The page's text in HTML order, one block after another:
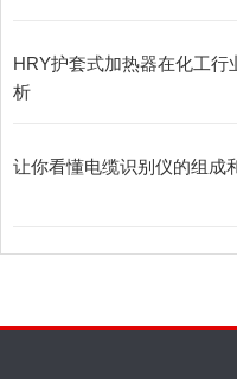
HRY护套式加热器在化工行
析
让你看懂电缆识别仪的组成